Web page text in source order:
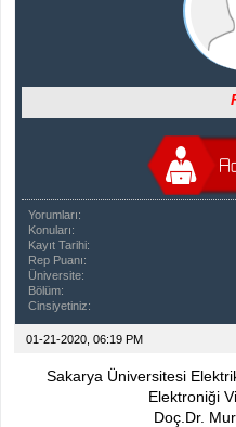
Yorumları:
Konuları:
Kayıt Tarihi:
Rep Puanı:
Üniversite:
Bölüm:
Cinsiyetiniz:
01-21-2020, 06:19 PM
Sakarya Üniversitesi
Elektroniği
Doç.Dr.